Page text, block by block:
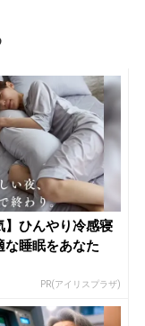
】ひんやり冷感寝
な睡眠をあなた
PR(アイリスプラザ)